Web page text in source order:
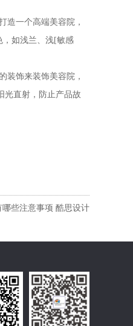
造一个高端美容院，
，如浅兰、浅[敏感
装饰来装饰美容院，
光直射，防止产品故
哪些注意事项 酷思设计